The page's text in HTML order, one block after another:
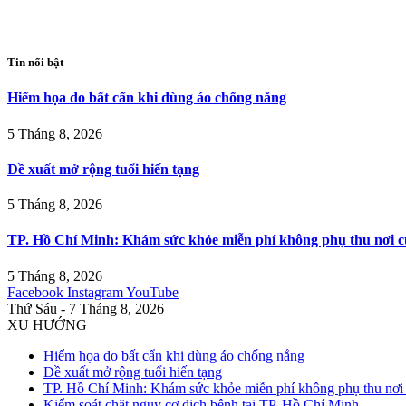
Tin nổi bật
Hiểm họa do bất cẩn khi dùng áo chống nắng
5 Tháng 8, 2026
Đề xuất mở rộng tuổi hiến tạng
5 Tháng 8, 2026
TP. Hồ Chí Minh: Khám sức khỏe miễn phí không phụ thu nơi
5 Tháng 8, 2026
Facebook InstagramYouTube
Thứ Sáu - 7 Tháng 8, 2026
XU HƯỚNG
Hiểm họa do bất cẩn khi dùng áo chống nắng
Đề xuất mở rộng tuổi hiến tạng
TP. Hồ Chí Minh: Khám sức khỏe miễn phí không phụ thu nơi